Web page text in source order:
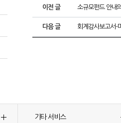
이전 글 소규모펀드 안내
다음 글 회계감사보고서-
기타 서비스